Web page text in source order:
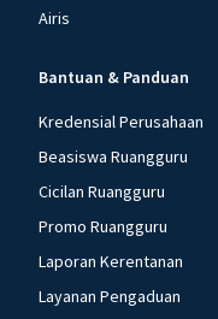
Airis
Bantuan & Panduan
Kredensial Perusahaan
Beasiswa Ruangguru
Cicilan Ruangguru
Promo Ruangguru
Laporan Kerentanan
Layanan Pengaduan